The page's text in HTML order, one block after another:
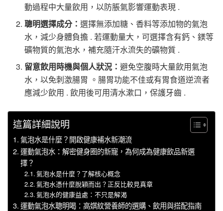
動過程中大量飲用，以防脹氣影響運動表現 .
聰明選擇成分：選擇無添加糖、香料等添加物的氣泡
水，減少身體負擔 . 若運動量大，可選擇含有鈣、鎂等
礦物質的氣泡水，補充隨汗水流失的礦物質 .
留意飲用時機與個人狀況：避免空腹時大量飲用氣泡
水，以免刺激腸胃 。腸胃功能不佳或有胃食道逆流者
應減少飲用 . 飲用後可用清水漱口，保護牙齒 .
這篇詳細說明
氣泡水是什麼？開啟健康補水新潮流
運動氣泡水：解密健身圈的新寵，為何成為健康飲品新選
擇？
氣泡水是什麼？了解核心概念
氣泡水憑什麼脫穎而出？正反比較見真章
氣泡水的健康益處：不只是解渴
運動氣泡水聰明喝：高娸紋營養師的選購、飲用與搭配指南